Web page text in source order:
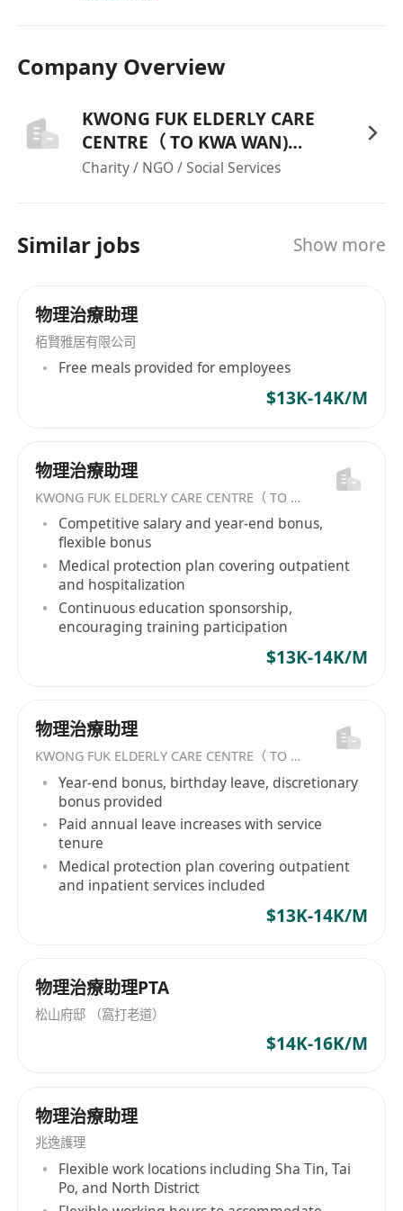
Company Overview
KWONG FUK ELDERLY CARE
CENTRE（ TO KWA WAN)
LIMITED
Charity / NGO / Social Services
Similar jobs Show more
物理治療助理
栢賢雅居有限公司
Free meals provided for employees
$13K-14K/M
物理治療助理
KWONG FUK ELDERLY CARE CENTRE（ TO KWA WAN) LIMITED
Competitive salary and year-end bonus,
flexible bonus
Medical protection plan covering outpatient
and hospitalization
Continuous education sponsorship,
encouraging training participation
$13K-14K/M
物理治療助理
KWONG FUK ELDERLY CARE CENTRE（ TO KWA WAN) LIMITED
Year-end bonus, birthday leave, discretionary
bonus provided
Paid annual leave increases with service
tenure
Medical protection plan covering outpatient
and inpatient services included
$13K-14K/M
物理治療助理PTA
松山府邸 （窩打老道）
$14K-16K/M
物理治療助理
兆逸護理
Flexible work locations including Sha Tin, Tai
Po, and North District